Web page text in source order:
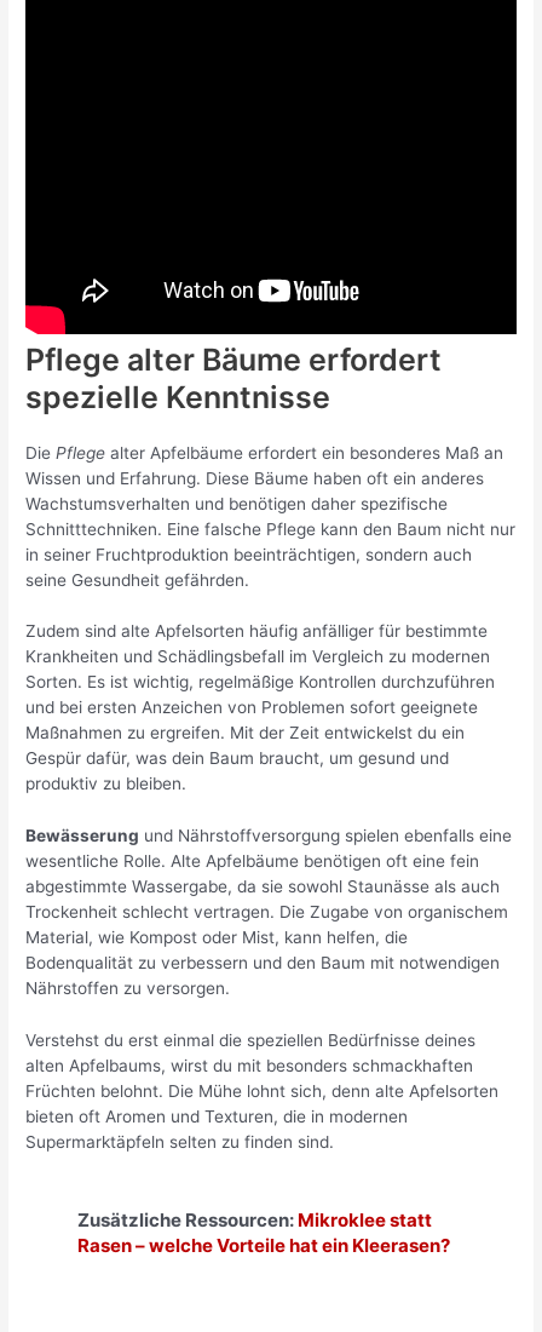
Pflege alter Bäume erfordert
spezielle Kenntnisse
DiePflege alter Apfelbäume erfordert ein besonderes Maß an
Wissen und Erfahrung. Diese Bäume haben oft ein anderes
Wachstumsverhalten und benötigen daher spezifische
Schnitttechniken. Eine falsche Pflege kann den Baum nicht nur
in seiner Fruchtproduktion beeinträchtigen, sondern auch
seine Gesundheit gefährden.
Zudem sind alte Apfelsorten häufig anfälliger für bestimmte
Krankheiten und Schädlingsbefall im Vergleich zu modernen
Sorten. Es ist wichtig, regelmäßige Kontrollen durchzuführen
und bei ersten Anzeichen von Problemen sofort geeignete
Maßnahmen zu ergreifen. Mit der Zeit entwickelst du ein
Gespür dafür, was dein Baum braucht, um gesund und
produktiv zu bleiben.
Bewässerung und Nährstoffversorgung spielen ebenfalls eine
wesentliche Rolle. Alte Apfelbäume benötigen oft eine fein
abgestimmte Wassergabe, da sie sowohl Staunässe als auch
Trockenheit schlecht vertragen. Die Zugabe von organischem
Material, wie Kompost oder Mist, kann helfen, die
Bodenqualität zu verbessern und den Baum mit notwendigen
Nährstoffen zu versorgen.
Verstehst du erst einmal die speziellen Bedürfnisse deines
alten Apfelbaums, wirst du mit besonders schmackhaften
Früchten belohnt. Die Mühe lohnt sich, denn alte Apfelsorten
bieten oft Aromen und Texturen, die in modernen
Supermarktäpfeln selten zu finden sind.
Zusätzliche Ressourcen: Mikroklee statt
Rasen – welche Vorteile hat ein Kleerasen?